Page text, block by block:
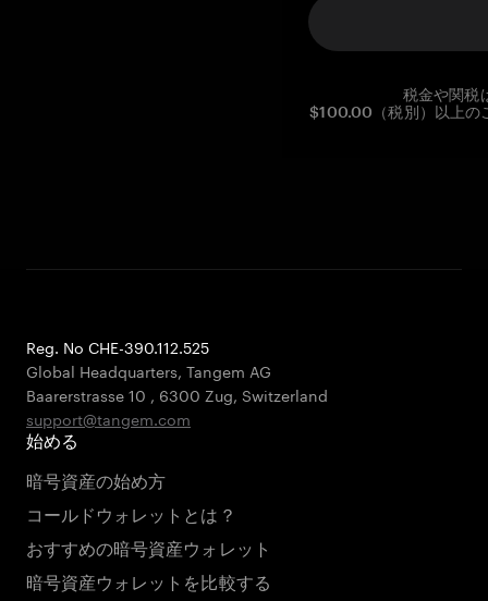
税金や関税
$100.00（税別）以上の
Reg. No CHE-390.112.525
Global Headquarters, Tangem AG
Baarerstrasse 10 , 6300 Zug, Switzerland
support@tangem.com
始める
暗号資産の始め方
コールドウォレットとは？
おすすめの暗号資産ウォレット
暗号資産ウォレットを比較する